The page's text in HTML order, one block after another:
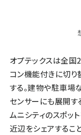
オプテックスは全
コン機能付きに切
する。建物や駐車場
センサーにも展開す
ムニシティのスポッ
近辺をシェアするこ